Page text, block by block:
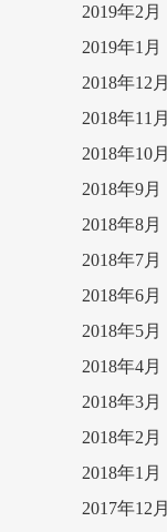
2019年2月
2019年1月
2018年12月
2018年11月
2018年10月
2018年9月
2018年8月
2018年7月
2018年6月
2018年5月
2018年4月
2018年3月
2018年2月
2018年1月
2017年12月